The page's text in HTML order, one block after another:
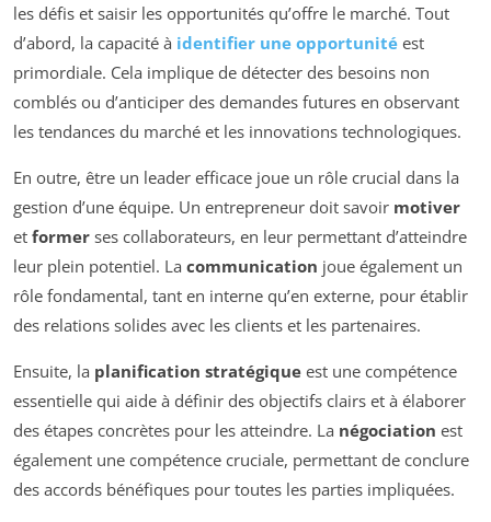
les défis et saisir les opportunités qu’offre le marché. Tout
d’abord, la capacité à identifier une opportunité est
primordiale. Cela implique de détecter des besoins non
comblés ou d’anticiper des demandes futures en observant
les tendances du marché et les innovations technologiques.
En outre, être un leader efficace joue un rôle crucial dans la
gestion d’une équipe. Un entrepreneur doit savoir motiver
et former ses collaborateurs, en leur permettant d’atteindre
leur plein potentiel. La communication joue également un
rôle fondamental, tant en interne qu’en externe, pour établir
des relations solides avec les clients et les partenaires.
Ensuite, la planification stratégique est une compétence
essentielle qui aide à définir des objectifs clairs et à élaborer
des étapes concrètes pour les atteindre. La négociation est
également une compétence cruciale, permettant de conclure
des accords bénéfiques pour toutes les parties impliquées.